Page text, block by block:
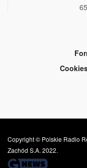
Copyright © Polskie Radio
Zachód S.A. 2022.